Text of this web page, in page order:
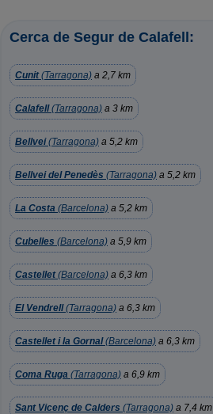
Cerca de Segur de Calafell:
Cunit(Tarragona) a 2,7 km
Calafell(Tarragona) a 3 km
Bellvei(Tarragona) a 5,2 km
Bellvei del Penedès (Tarragona) a 5,2 km
La Costa (Barcelona) a 5,2 km
Cubelles (Barcelona) a 5,9 km
Castellet(Barcelona) a 6,3 km
El Vendrell(Tarragona) a 6,3 km
Castellet i la Gornal(Barcelona) a 6,3 km
Coma Ruga (Tarragona) a 6,9 km
Sant Vicenç de Calders (Tarragona) a 7,4 km